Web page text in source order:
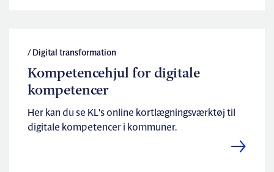
/ Digital transformation
Kompetencehjul for digitale
kompetencer
Her kan du se KL's online kortlægningsværktøj til
digitale kompetencer i kommuner.